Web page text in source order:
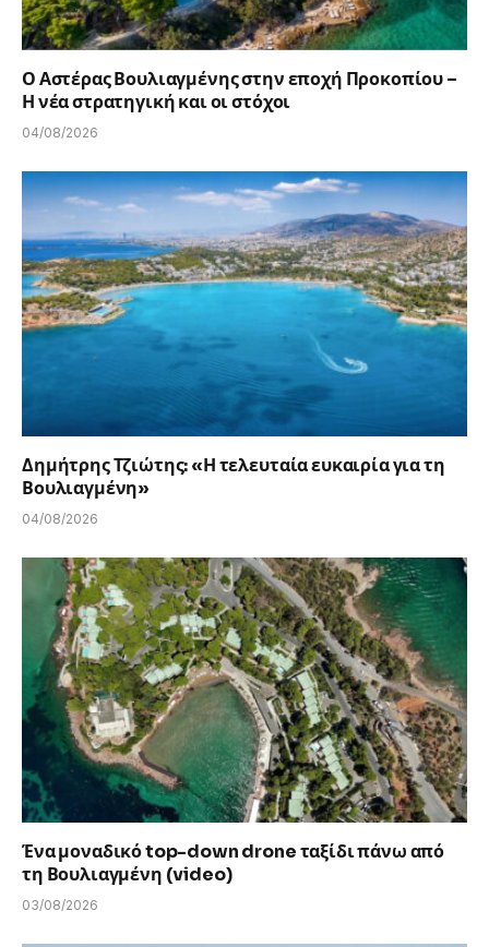
Ο Αστέρας Βουλιαγμένης στην εποχή Προκοπίου –
Η νέα στρατηγική και οι στόχοι
04/08/2026
Δημήτρης Τζιώτης: «Η τελευταία ευκαιρία για τη
Βουλιαγμένη»
04/08/2026
Ένα μοναδικό top-down drone ταξίδι πάνω από
τη Βουλιαγμένη (video)
03/08/2026